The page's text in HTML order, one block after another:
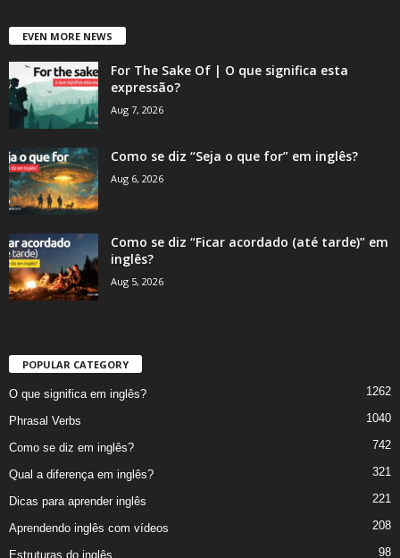
EVEN MORE NEWS
For The Sake Of | O que significa esta
expressão?
Aug 7, 2026
Como se diz “Seja o que for” em inglês?
Aug 6, 2026
Como se diz “Ficar acordado (até tarde)” em
inglês?
Aug 5, 2026
POPULAR CATEGORY
O que significa em inglês? 1262
Phrasal Verbs 1040
Como se diz em inglês? 742
Qual a diferença em inglês? 321
Dicas para aprender inglês 221
Aprendendo inglês com vídeos 208
Estruturas do inglês 98